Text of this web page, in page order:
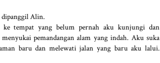
Alin.
tempat yang belum pernah aku kunjungi dan
pemandangan alam yang indah. Aku suka
baru dan melewati jalan yang baru aku lalui.